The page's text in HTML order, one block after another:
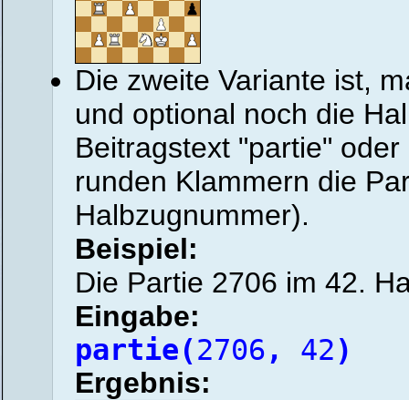
Die zweite Variante ist,
und optional noch die
Beitragstext "partie"
runden Klammern die
Halbzugnummer).
Beispiel:
Die Partie 2706 im 42.
Eingabe:
partie(2706 , 42)
Ergebnis: